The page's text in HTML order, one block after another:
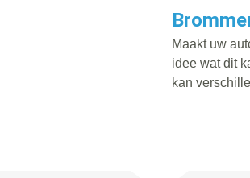
Maakt uw
idee wat dit
kan